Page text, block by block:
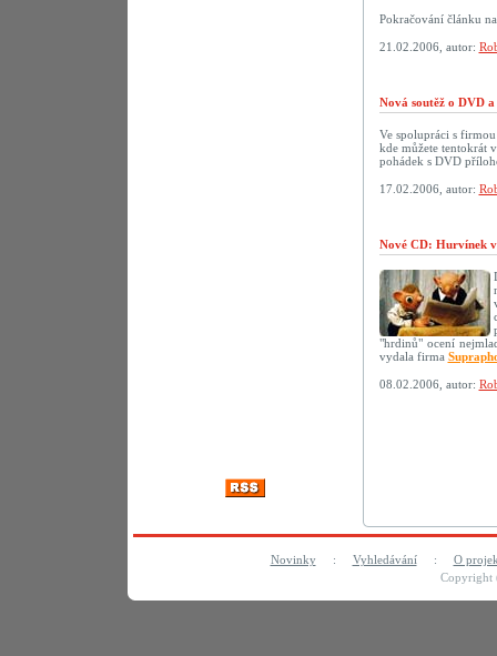
Pokračování článku
21.02.2006, autor:
Nová soutěž o DVD
Ve spolupráci s
kde můžete tentokrát
pohádek s DVD
17.02.2006, autor:
Nové CD: Hurvínek v
"hrdinů" ocení
vydala firma
08.02.2006, autor:
Novinky: Vyhledávání: O
Copyright